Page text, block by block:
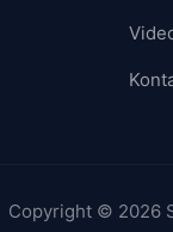
Copyright © 2026